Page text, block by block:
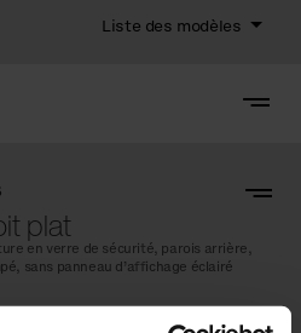
Liste des modèles
plat
en verre de sécurité, parois arrière,
sans panneau d’affichage éclairé